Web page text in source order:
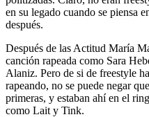
en su legado cuando se piensa
después.
Después de las Actitud María
canción rapeada como Sara
Alaniz. Pero de si de freestyle
rapeando, no se puede negar
primeras, y estaban ahí en el
como Lait y Tink.